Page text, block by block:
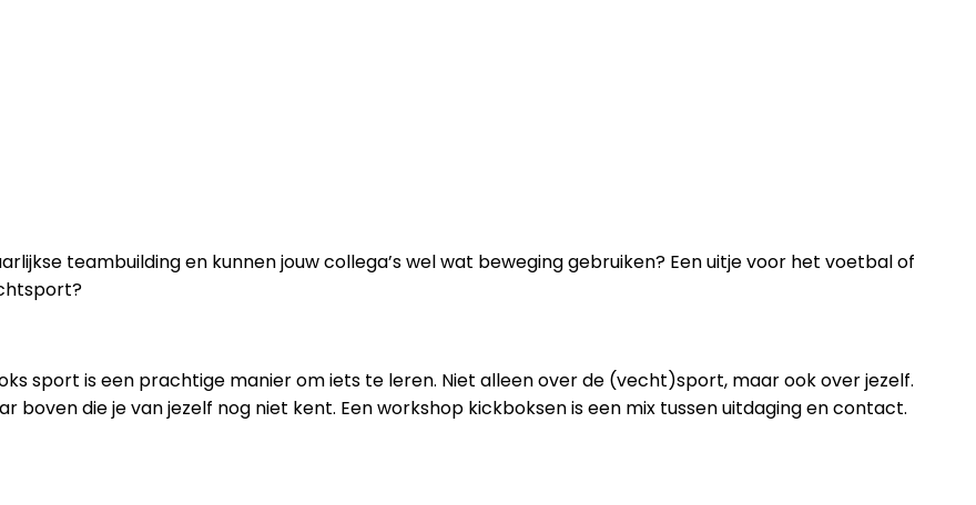
teambuilding en kunnen jouw collega’s wel wat beweging gebruiken? Een uitje voor het voetbal of
sport is een prachtige manier om iets te leren. Niet alleen over de (vecht)sport, maar ook over jezelf.
boven die je van jezelf nog niet kent. Een workshop kickboksen is een mix tussen uitdaging en contact.